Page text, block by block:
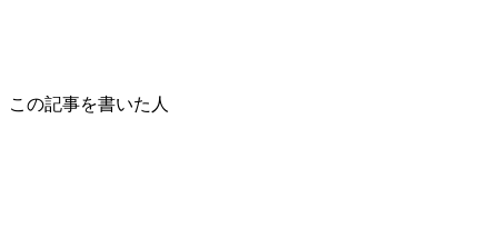
この記事を書いた人